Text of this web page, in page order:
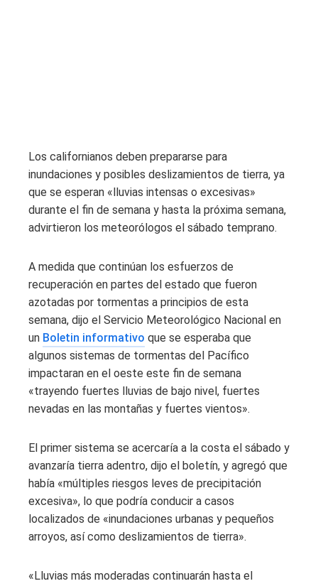
Los californianos deben prepararse para
inundaciones y posibles deslizamientos de tierra, ya
que se esperan «lluvias intensas o excesivas»
durante el fin de semana y hasta la próxima semana,
advirtieron los meteorólogos el sábado temprano.
A medida que continúan los esfuerzos de
recuperación en partes del estado que fueron
azotadas por tormentas a principios de esta
semana, dijo el Servicio Meteorológico Nacional en
un Boletin informativo que se esperaba que
algunos sistemas de tormentas del Pacífico
impactaran en el oeste este fin de semana
«trayendo fuertes lluvias de bajo nivel, fuertes
nevadas en las montañas y fuertes vientos».
El primer sistema se acercaría a la costa el sábado y
avanzaría tierra adentro, dijo el boletín, y agregó que
había «múltiples riesgos leves de precipitación
excesiva», lo que podría conducir a casos
localizados de «inundaciones urbanas y pequeños
arroyos, así como deslizamientos de tierra».
«Lluvias más moderadas continuarán hasta el